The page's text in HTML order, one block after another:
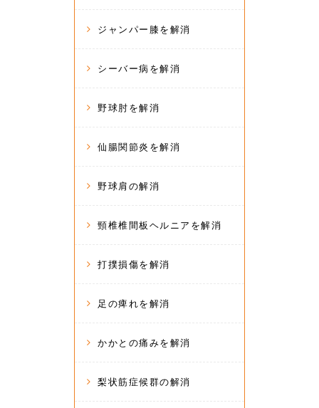
ジャンパー膝を解消
シーバー病を解消
野球肘を解消
仙腸関節炎を解消
野球肩の解消
頸椎椎間板ヘルニアを解消
打撲損傷を解消
足の痺れを解消
かかとの痛みを解消
梨状筋症候群の解消